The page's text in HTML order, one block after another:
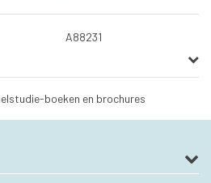
A88231
boeken en brochures